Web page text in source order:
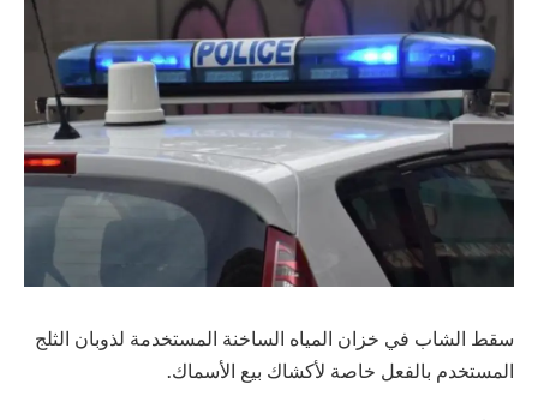
سقط الشاب في خزان المياه الساخنة المستخدمة لذوبان الثلج
المستخدم بالفعل خاصة لأكشاك بيع الأسماك.